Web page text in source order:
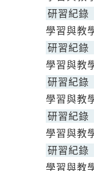
研習紀錄
學習與教
研習紀錄
學習與教
研習紀錄
學習與教
研習紀錄
學習與教
研習紀錄
學習與教